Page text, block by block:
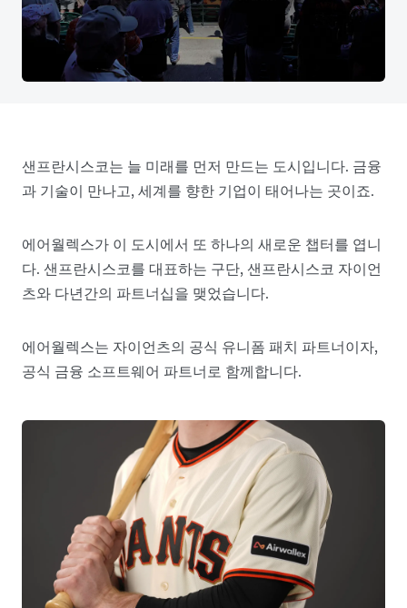
샌프란시스코는 늘 미래를 먼저 만드는 도시입니다. 금융
과 기술이 만나고, 세계를 향한 기업이 태어나는 곳이죠.
에어월렉스가 이 도시에서 또 하나의 새로운 챕터를 엽니
다. 샌프란시스코를 대표하는 구단, 샌프란시스코 자이언
츠와 다년간의 파트너십을 맺었습니다.
에어월렉스는 자이언츠의 공식 유니폼 패치 파트너이자,
공식 금융 소프트웨어 파트너로 함께합니다.